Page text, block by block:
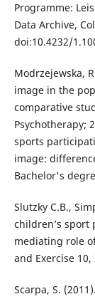
Programme:
Data Archive,
doi:10.4232/
Modrzejewska,
image in the
comparative
Psychotherapy;
sports
image:
Bachelor's
Slutzky C.B.,
children’s sport
mediating role
and Exercise 10,
Scarpa, S.